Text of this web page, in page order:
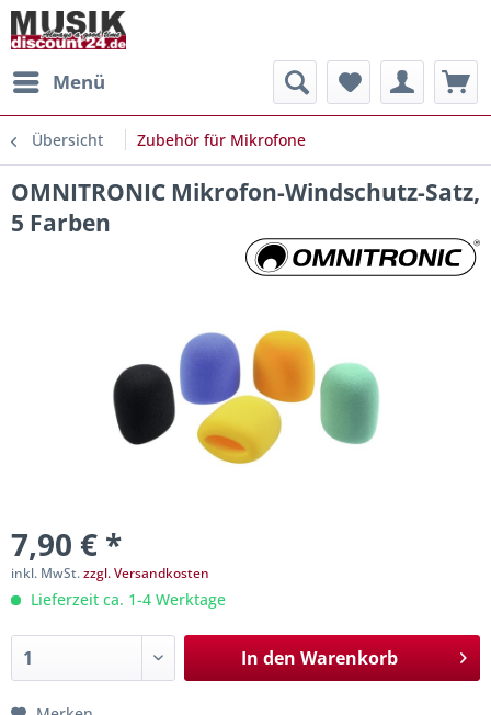
Menü
Übersicht Zubehör für Mikrofone
OMNITRONIC Mikrofon-Windschutz-Satz,
5 Farben
7,90 € *
inkl. MwSt.zzgl. Versandkosten
Lieferzeit ca. 1-4 Werktage
In den Warenkorb